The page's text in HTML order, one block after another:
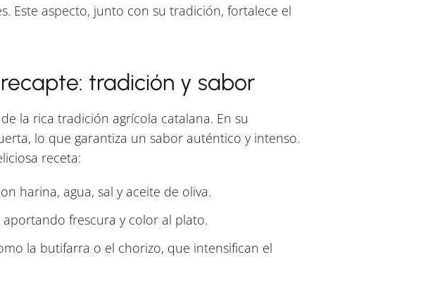
Este aspecto, junto con su tradición, fortalece el
tradición y sabor
la rica tradición agrícola catalana. En su
lo que garantiza un sabor auténtico y intenso.
receta:
harina, agua, sal y aceite de oliva.
frescura y color al plato.
la butifarra o el chorizo, que intensifican el